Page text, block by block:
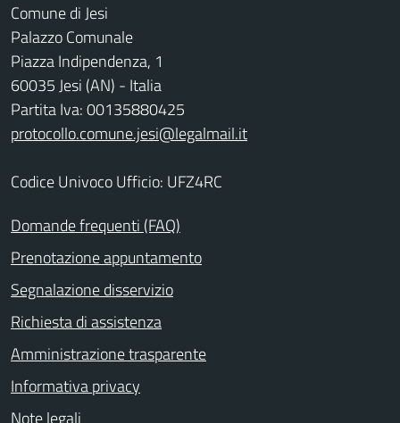
Comune di Jesi
Palazzo Comunale
Piazza Indipendenza, 1
60035 Jesi (AN) - Italia
Partita Iva: 00135880425
protocollo.comune.jesi@legalmail.it
Codice Univoco Ufficio: UFZ4RC
Domande frequenti (FAQ)
Prenotazione appuntamento
Segnalazione disservizio
Richiesta di assistenza
Amministrazione trasparente
Informativa privacy